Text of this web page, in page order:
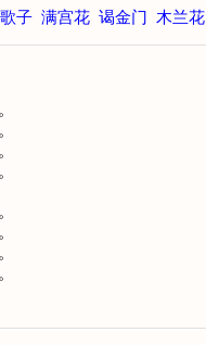
子 满宫花 谒金门 木兰花